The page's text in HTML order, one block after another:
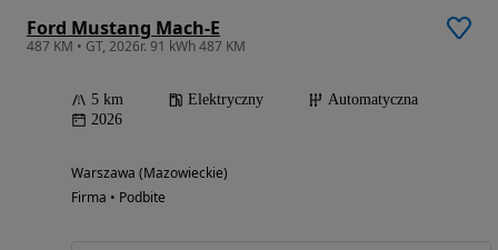
Ford Mustang Mach-E
487 KM • GT, 2026r. 91 kWh 487 KM
5 km Elektryczny
Automatyczna
2026
Warszawa (Mazowieckie)
Firma • Podbite